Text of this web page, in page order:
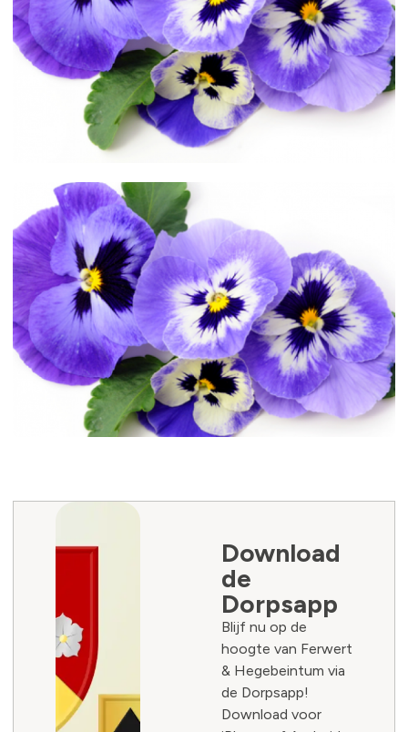
Download
de
Dorpsapp
Blijf nu op de
hoogte van Ferwert
& Hegebeintum via
de Dorpsapp!
Download voor